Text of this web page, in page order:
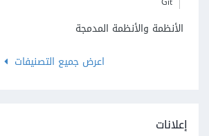
الأنظمة والأنظمة المدمجة
اعرض جميع التصنيفات
إعلانات